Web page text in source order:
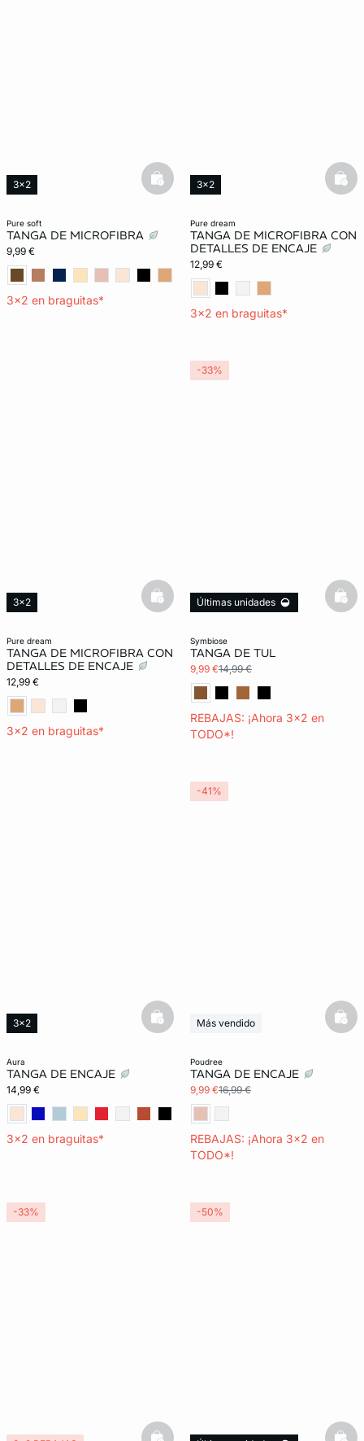
pure soft
TANGA DE MICROFIBRA
9,99 €
3x2 en braguitas*
3x2
basketfull
pure dream
TANGA DE MICROFIBRA CON
DETALLES DE ENCAJE
12,99 €
3x2 en braguitas*
3x2
Lencería invisible
pure dream
TANGA DE MICROFIBRA CON
DETALLES DE ENCAJE
12,99 €
3x2 en braguitas*
3x2
Lencería invisible
basketfull
symbiose
TANGA DE TUL
9,99 €14,99 €
REBAJAS: ¡Ahora 3x2 en
TODO*!
Últimas unidades
-33%
aura
TANGA DE ENCAJE
14,99 €
3x2 en braguitas*
3x2 basketfull
poudree
TANGA DE ENCAJE
9,99 €16,99 €
REBAJAS: ¡Ahora 3x2 en
TODO*!
Más vendido
-41%
-33% -50%